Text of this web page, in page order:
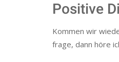
Positive
Kommen wir
frage, dann höre